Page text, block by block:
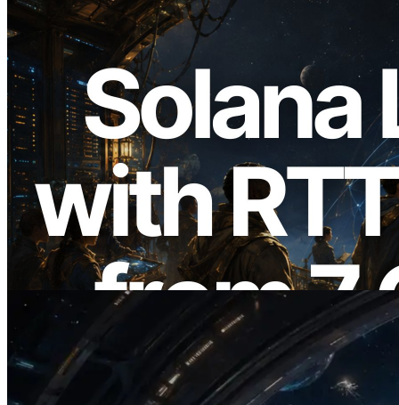
2026.08.05
ERPC, Solana Leader Slot API'yi 7
küresel bölgeden ping ölçümüyle
genişletti — Validators Information API
de yayında
Bu makaleyi oku